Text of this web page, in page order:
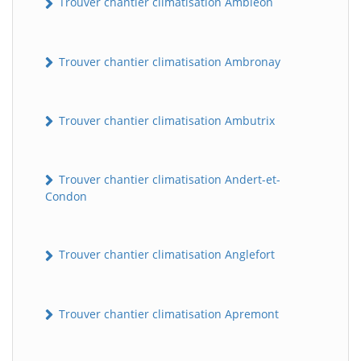
Trouver chantier climatisation Ambronay
Trouver chantier climatisation Ambutrix
Trouver chantier climatisation Andert-et-
Condon
Trouver chantier climatisation Anglefort
Trouver chantier climatisation Apremont